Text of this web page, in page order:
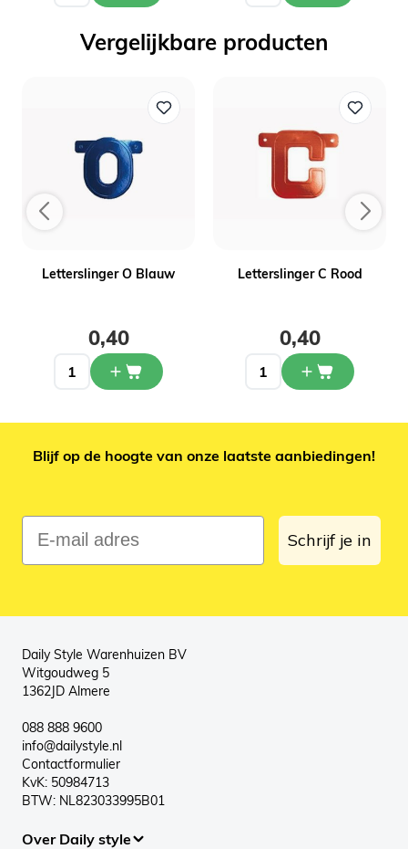
Vergelijkbare producten
Letterslinger O Blauw
0,40
Letterslinger C Rood
0,40
Blijf op de hoogte van onze laatste aanbiedingen!
E-mail adres
Schrijf je in
Daily Style Warenhuizen BV
Witgoudweg 5
1362JD Almere
088 888 9600
info@dailystyle.nl
Contactformulier
KvK: 50984713
BTW: NL823033995B01
Over Daily style